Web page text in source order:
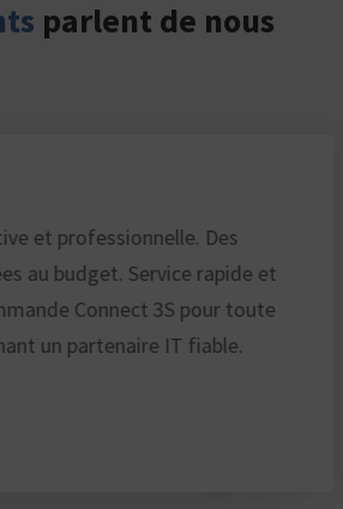
parlent de nous
et professionnelle. Des
au budget. Service rapide et
Connect 3S pour toute
un partenaire IT fiable.